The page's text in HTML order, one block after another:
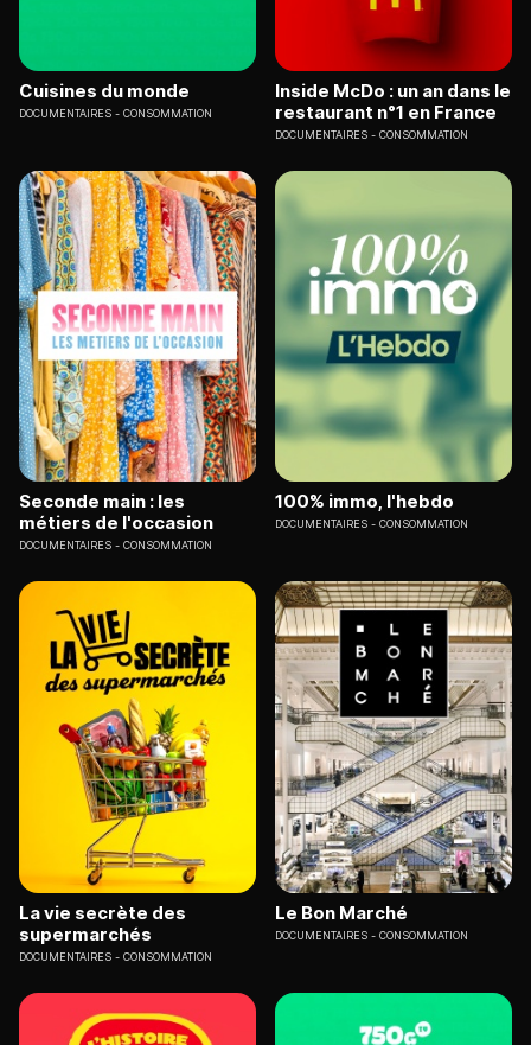
Cuisines du monde
DOCUMENTAIRES CONSOMMATION
Inside McDo : un an dans le
restaurant n°1 en France
DOCUMENTAIRES CONSOMMATION
Seconde main : les
métiers de l'occasion
DOCUMENTAIRES CONSOMMATION
100% immo, l'hebdo
DOCUMENTAIRES CONSOMMATION
La vie secrète des
supermarchés
DOCUMENTAIRES CONSOMMATION
Le Bon Marché
DOCUMENTAIRES CONSOMMATION